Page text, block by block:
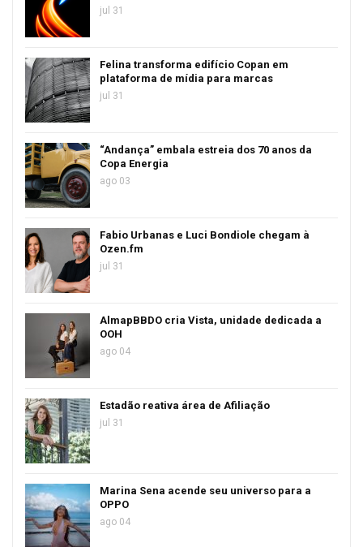
jul 31
Felina transforma edifício Copan em
plataforma de mídia para marcas
jul 31
“Andança” embala estreia dos 70 anos da
Copa Energia
ago 03
Fabio Urbanas e Luci Bondiole chegam à
Ozen.fm
jul 31
AlmapBBDO cria Vista, unidade dedicada a
OOH
ago 04
Estadão reativa área de Afiliação
jul 31
Marina Sena acende seu universo para a
OPPO
ago 04